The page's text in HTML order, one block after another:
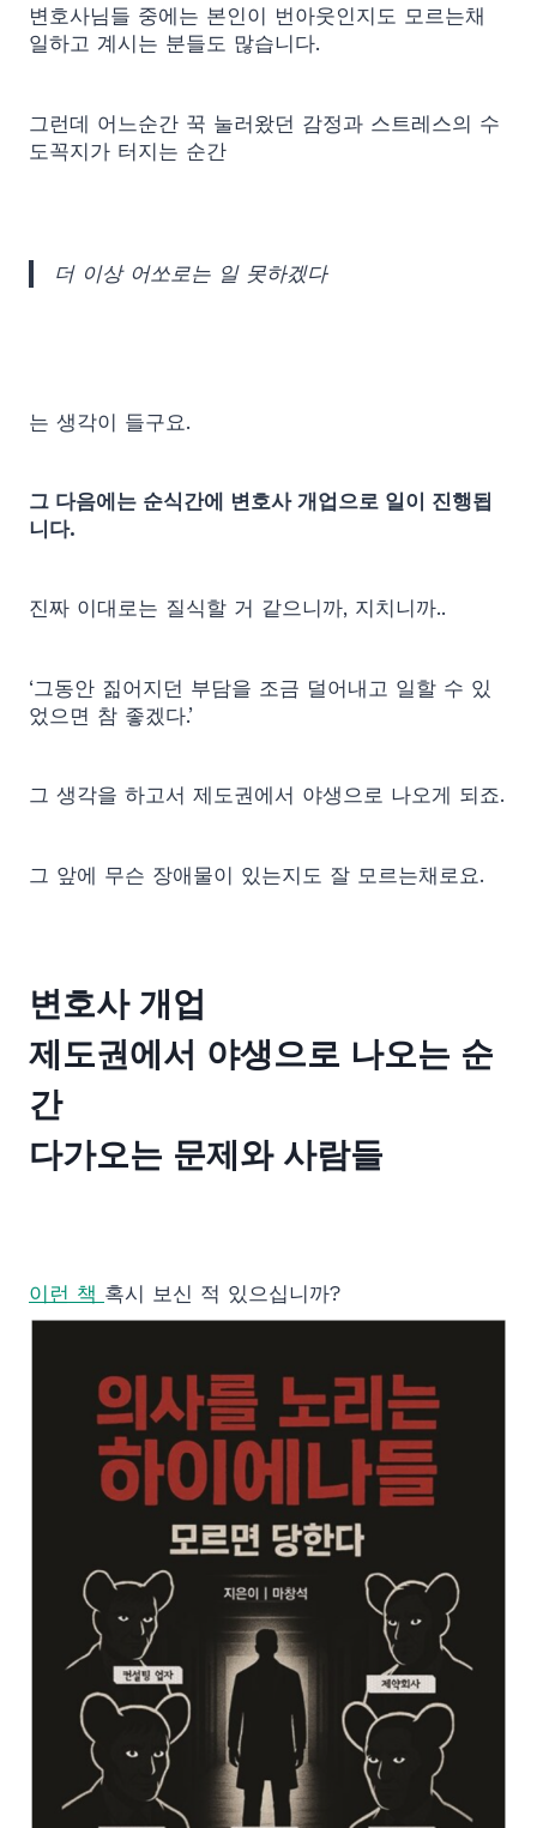
변호사님들 중에는 본인이 번아웃인지도 모르는채
일하고 계시는 분들도 많습니다.
그런데 어느순간 꾹 눌러왔던 감정과 스트레스의 수
도꼭지가 터지는 순간
더 이상 어쏘로는 일 못하겠다
는 생각이 들구요.
그 다음에는 순식간에 변호사 개업으로 일이 진행됩
니다.
진짜 이대로는 질식할 거 같으니까, 지치니까..
‘그동안 짊어지던 부담을 조금 덜어내고 일할 수 있
었으면 참 좋겠다.’
그 생각을 하고서 제도권에서 야생으로 나오게 되죠.
그 앞에 무슨 장애물이 있는지도 잘 모르는채로요.
변호사 개업
제도권에서 야생으로 나오는 순
간
다가오는 문제와 사람들
이런 책 혹시 보신 적 있으십니까?